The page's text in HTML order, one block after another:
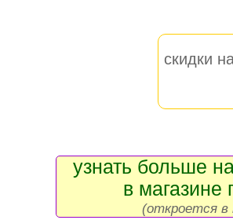
скидки
узнать больше
в магазине
(откроется в